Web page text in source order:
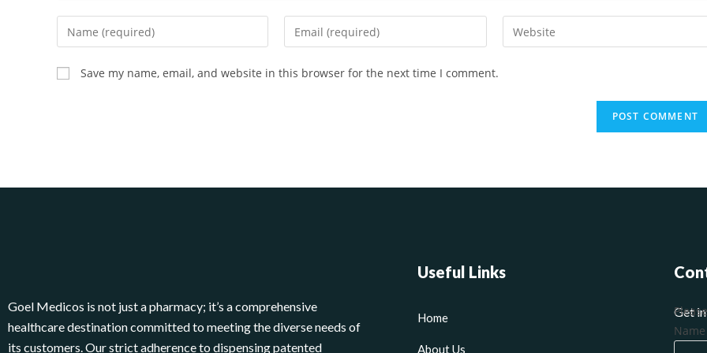
Save my name, email, and website in this browser for the next time I comment.
Goel Medicos is not just a pharmacy; it’s a comprehensive
healthcare destination committed to meeting the diverse needs of
its customers. Our strict adherence to dispensing patented
Useful Links
Home
About Us
Get
Name